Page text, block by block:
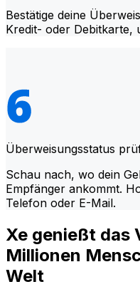
Bestätige deine
Kredit- oder Debitkarte,
Überweisungsstatus
Schau nach, wo dein
Empfänger ankommt.
Telefon oder E-Mail.
Xe genießt das
Millionen
Welt